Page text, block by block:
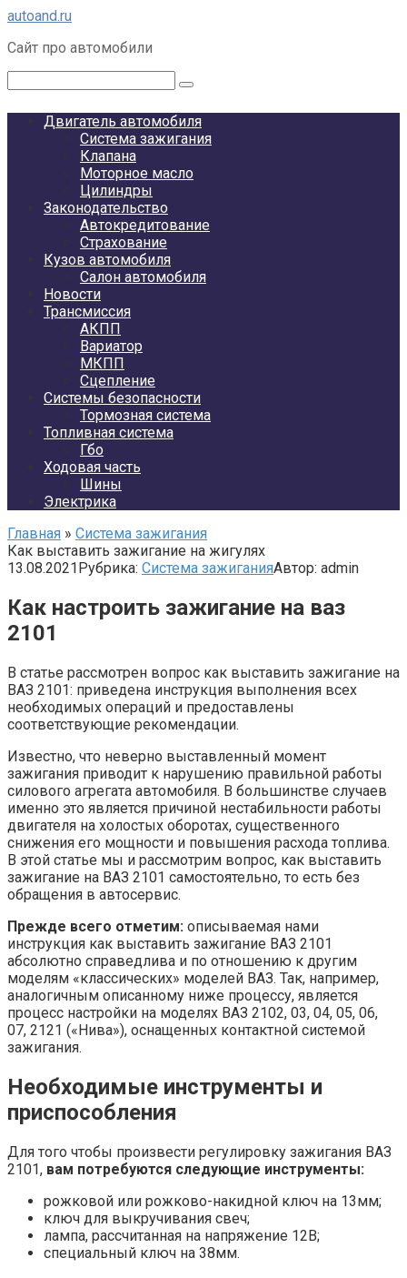
Перейти
контенту
autoand.ru
Сайт про автомобили
Двигатель автомобиля
Система зажигания
Клапана
Моторное масло
Цилиндры
Законодательство
Автокредитование
Страхование
Кузов автомобиля
Салон автомобиля
Новости
Трансмиссия
АКПП
Вариатор
МКПП
Сцепление
Системы безопасности
Тормозная система
Топливная система
Гбо
Ходовая часть
Шины
Электрика
Главная » Система зажигания
Как выставить зажигание на жигулях
13.08.2021Рубрика: Система зажиганияАвтор: admin
Как настроить зажигание на ваз
2101
В статье рассмотрен вопрос как выставить зажигание на
ВАЗ 2101: приведена инструкция выполнения всех
необходимых операций и предоставлены
соответствующие рекомендации.
Известно, что неверно выставленный момент
зажигания приводит к нарушению правильной работы
силового агрегата автомобиля. В большинстве случаев
именно это является причиной нестабильности работы
двигателя на холостых оборотах, существенного
снижения его мощности и повышения расхода топлива.
В этой статье мы и рассмотрим вопрос, как выставить
зажигание на ВАЗ 2101 самостоятельно, то есть без
обращения в автосервис.
Прежде всего отметим: описываемая нами
инструкция как выставить зажигание ВАЗ 2101
абсолютно справедлива и по отношению к другим
моделям «классических» моделей ВАЗ. Так, например,
аналогичным описанному ниже процессу, является
процесс настройки на моделях ВАЗ 2102, 03, 04, 05, 06,
07, 2121 («Нива»), оснащенных контактной системой
зажигания.
Необходимые инструменты и
приспособления
Для того чтобы произвести регулировку зажигания ВАЗ
2101, вам потребуются следующие инструменты:
рожковой или рожково-накидной ключ на 13мм;
ключ для выкручивания свеч;
лампа, рассчитанная на напряжение 12В;
специальный ключ на 38мм.